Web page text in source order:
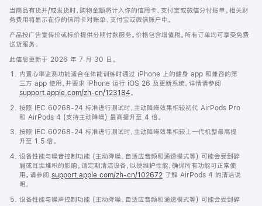
当商品有货并/或发货时，购物金额将计入你的信用卡、支付宝或微信分付账单。相关财
务费用将显示在你的信用卡对账单、支付宝或微信账户中。
产品按广告宣传价或标价提供分期付款服务。价格包含增值税。所有订单均可享受免费
送货服务。
此信息更新于 2026 年 7 月 30 日。
内置心率监测功能适合在体能训练时通过 iPhone 上的健身 app 和兼容的第
三方 app 使用，并要求 iPhone 运行 iOS 26 及更新系统。详情请参阅
support.apple.com/zh-cn/123184。
按照 IEC 60268-24 标准进行测试时，主动降噪效果相较初代 AirPods Pro
和 AirPods 4 (支持主动降噪) 最高提升至 4 倍。
按照 IEC 60268-24 标准进行测试时，主动降噪效果相较上一代机型最高提
升至 1.5 倍。
设备性能与噪音控制功能 (主动降噪、自适应音频和通透模式等) 可能会受到碎
屑或耳垢堆积的影响。请定期清洁设备，以便维护性能，确保所有功能可正常使
用。请参阅 support.apple.com/zh-cn/102672 了解 AirPods 4 的清洁说
明。
设备性能与噪声控制功能 (主动降噪、自适应音频和通透模式等) 可能会受到碎